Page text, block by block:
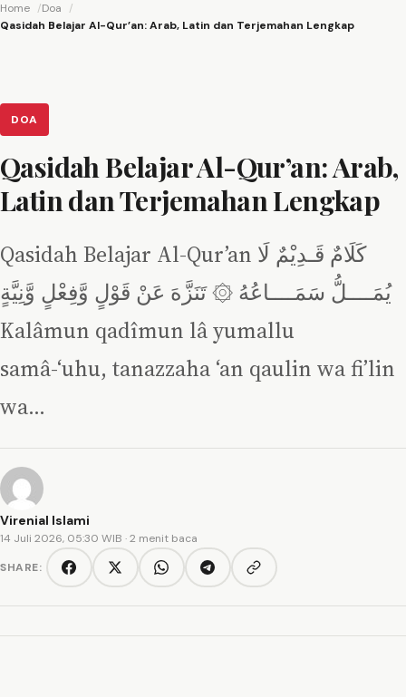
Home
Doa
Qasidah Belajar Al-Qur’an: Arab, Latin dan Terjemahan Lengkap
DOA
Qasidah Belajar Al-Qur’an: Arab,
Latin dan Terjemahan Lengkap
Qasidah Belajar Al-Qur’an كَلَامٌ قَـدِيْمٌ لَا
يُمَــــلُّ سَمَــــاعُهُ ۞ تَنَزَّهَ عَنْ قَوْلٍ وَّفِعْلٍ وَّنِيَّةٍ
Kalâmun qadîmun lâ yumallu
samâ-‘uhu, tanazzaha ‘an qaulin wa fi’lin
wa…
Virenial Islami
14 Juli 2026, 05:30 WIB · 2 menit baca
SHARE:
FacebookTwitter/XWhatsAppTelegramCopy link